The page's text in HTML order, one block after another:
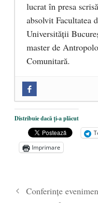
lucrat în presa
absolvit Facultatea
Universității
master de
Comunitară.
Mănăstirea
Nicolae
de la naștere -
„Carnea
Părintele
Distribuie dacă ți-a plăcut
Imprimare
Conferințe